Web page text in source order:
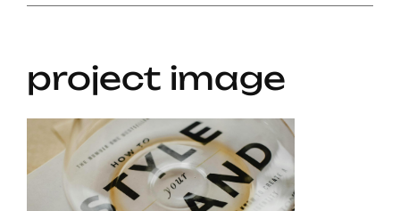
project image